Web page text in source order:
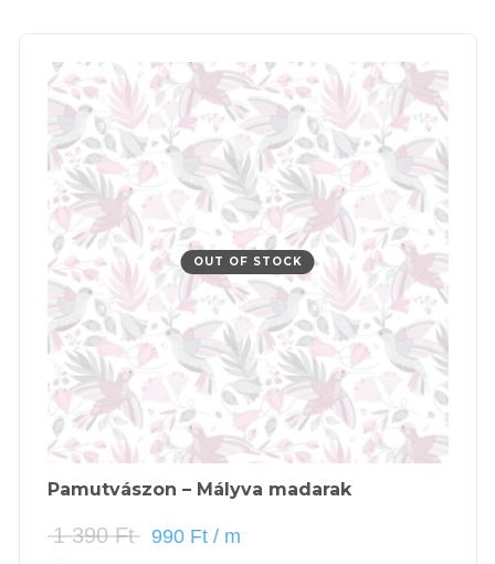
OUT OF STOCK
Pamutvászon – Mályva madarak
1 390Ft 990 Ft / m